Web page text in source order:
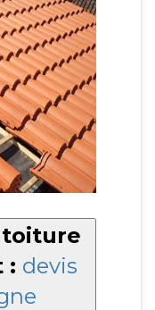
toiture
: devis